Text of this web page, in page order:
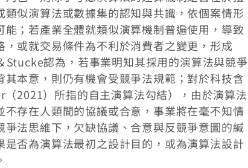
似演算法或數據集的認知與共識，依個案情形
；若產業全體就類似演算機制普遍使用，導致
或就交易條件為不利於消費者之變更，形成
Stucke認為，若事業明知其採用的演算法與競爭
本意，則仍有機會受競爭法規範；對於科技含
2021）所指的自主演算法勾結），由於演算法
存在人類間的協議或合意，事業將在毫不知情
法思維下，欠缺協議、合意與反競爭意圖的緘
否為演算法最初之設計目的，或為演算法設計